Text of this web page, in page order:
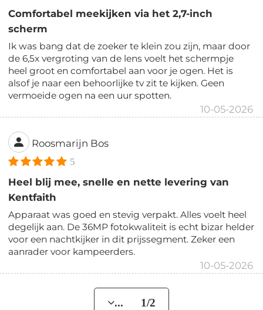
Comfortabel meekijken via het 2,7-inch
scherm
Ik was bang dat de zoeker te klein zou zijn, maar door
de 6,5x vergroting van de lens voelt het schermpje
heel groot en comfortabel aan voor je ogen. Het is
alsof je naar een behoorlijke tv zit te kijken. Geen
vermoeide ogen na een uur spotten.
10-05-2026
Roosmarijn Bos
5
Heel blij mee, snelle en nette levering van
Kentfaith
Apparaat was goed en stevig verpakt. Alles voelt heel
degelijk aan. De 36MP fotokwaliteit is echt bizar helder
voor een nachtkijker in dit prijssegment. Zeker een
aanrader voor kampeerders.
10-05-2026
... 1/2